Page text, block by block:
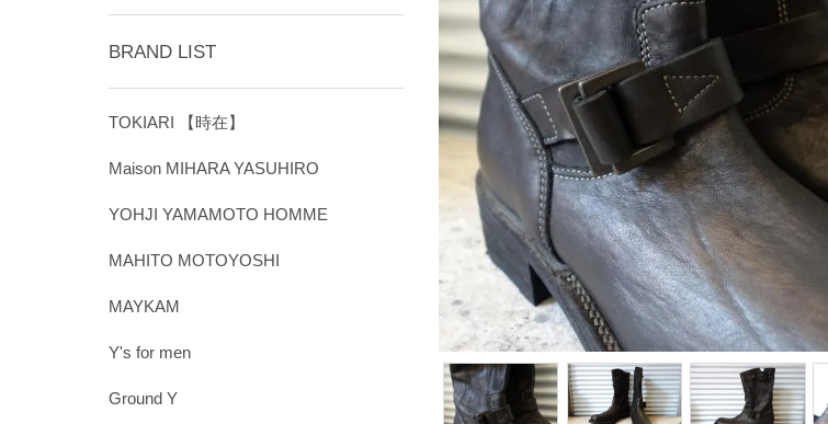
BRAND LIST
TOKIARI 【時在】
Maison MIHARA YASUHIRO
YOHJI YAMAMOTO HOMME
MAHITO MOTOYOSHI
MAYKAM
Y's for men
Ground Y